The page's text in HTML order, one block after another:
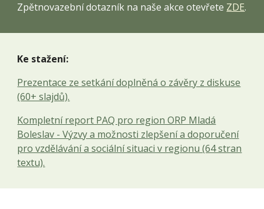
Zpětnovazební dotazník na naše akce otevřete ZDE.
Ke stažení:
Prezentace ze setkání doplněná o závěry z diskuse
(60+ slajdů).
Kompletní report PAQ pro region ORP Mladá
Boleslav - Výzvy a možnosti zlepšení a doporučení
pro vzdělávání a sociální situaci v regionu (64 stran
textu).